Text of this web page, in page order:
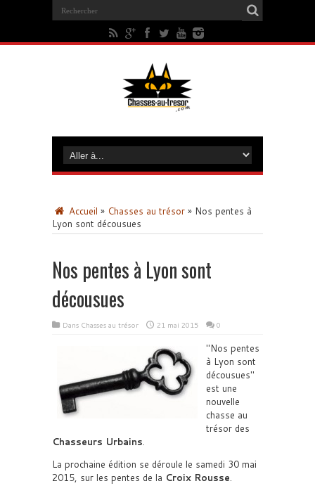
Accueil » Chasses au trésor » Nos pentes à
Lyon sont décousues
Nos pentes à Lyon sont
décousues
Dans Chasses au trésor 21 mai 2015 0
Nos pentes
à Lyon sont
décousues
est une
nouvelle
chasse au
trésor des
Chasseurs Urbains.
La prochaine édition se déroule le samedi 30 mai
2015, sur les pentes de la Croix Rousse.